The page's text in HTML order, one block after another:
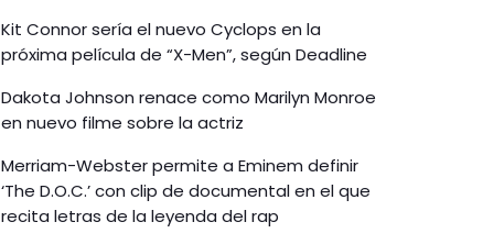
Kit Connor sería el nuevo Cyclops en la
próxima película de “X-Men”, según Deadline
Dakota Johnson renace como Marilyn Monroe
en nuevo filme sobre la actriz
Merriam-Webster permite a Eminem definir
‘The D.O.C.’ con clip de documental en el que
recita letras de la leyenda del rap